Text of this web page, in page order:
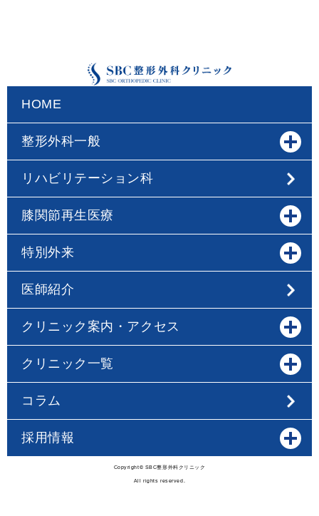
HOME
整形外科一般
リハビリテーション科
膝関節再生医療
特別外来
医師紹介
クリニック案内・アクセス
クリニック一覧
コラム
採用情報
Copyright© SBC整形外科クリニック
All rights reserved.